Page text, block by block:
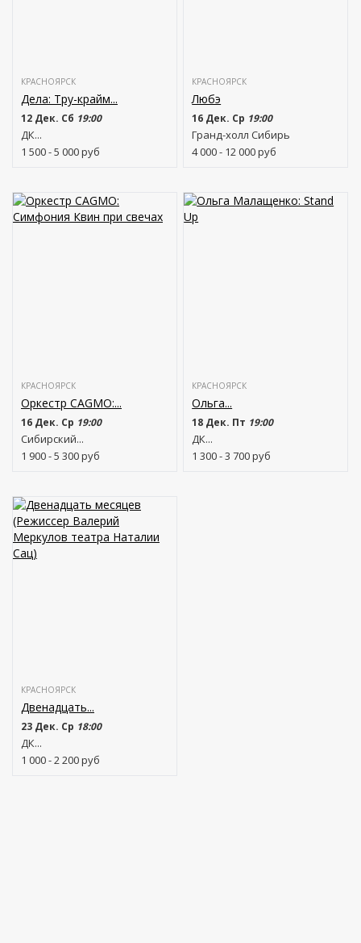
КРАСНОЯРСК
Дела: Тру-крайм...
12 Дек. Сб 19:00
ДК...
1 500 - 5 000руб
КРАСНОЯРСК
Любэ
16 Дек. Ср 19:00
Гранд-холл Сибирь
4 000 - 12 000руб
КРАСНОЯРСК
Оркестр CAGMO:...
16 Дек. Ср 19:00
Сибирский...
1 900 - 5 300руб
КРАСНОЯРСК
Ольга...
18 Дек. Пт 19:00
ДК...
1 300 - 3 700руб
КРАСНОЯРСК
Двенадцать...
23 Дек. Ср 18:00
ДК...
1 000 - 2 200руб